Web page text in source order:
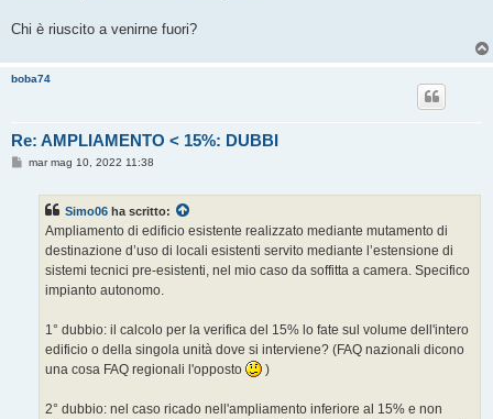
Chi è riuscito a venirne fuori?
boba74
Re: AMPLIAMENTO < 15%: DUBBI
Mmar mag 10, 2022 11:38
Simo06 ha scritto:
Ampliamento di edificio esistente realizzato mediante mutamento di
destinazione d’uso di locali esistenti servito mediante l’estensione di
sistemi tecnici pre-esistenti, nel mio caso da soffitta a camera. Specifico
impianto autonomo.
1° dubbio: il calcolo per la verifica del 15% lo fate sul volume dell'intero
edificio o della singola unità dove si interviene? (FAQ nazionali dicono
una cosa FAQ regionali l'opposto
)
2° dubbio: nel caso ricado nell'ampliamento inferiore al 15% e non